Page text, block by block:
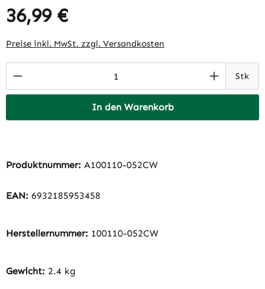
Regulärer Preis:
36,99 €
Preise inkl. MwSt. zzgl. Versandkosten
Produkt Anzahl: Gib den gewünschtenStk
In den Warenkorb
Produktnummer: A100110-052CW
EAN: 6932185953458
Herstellernummer: 100110-052CW
Gewicht: 2.4 kg